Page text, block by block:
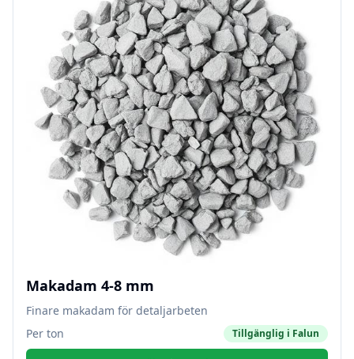
Makadam 4-8 mm
Finare makadam för detaljarbeten
Per ton
Tillgänglig i Falun